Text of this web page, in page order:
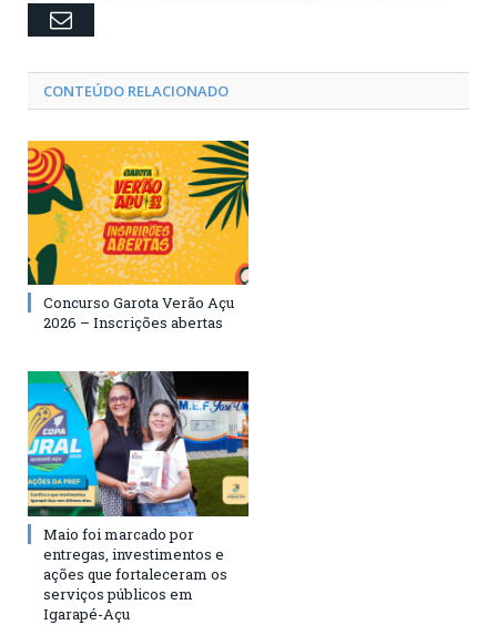
Email
CONTEÚDO RELACIONADO
Concurso Garota Verão Açu
2026 – Inscrições abertas
Maio foi marcado por
entregas, investimentos e
ações que fortaleceram os
serviços públicos em
Igarapé-Açu